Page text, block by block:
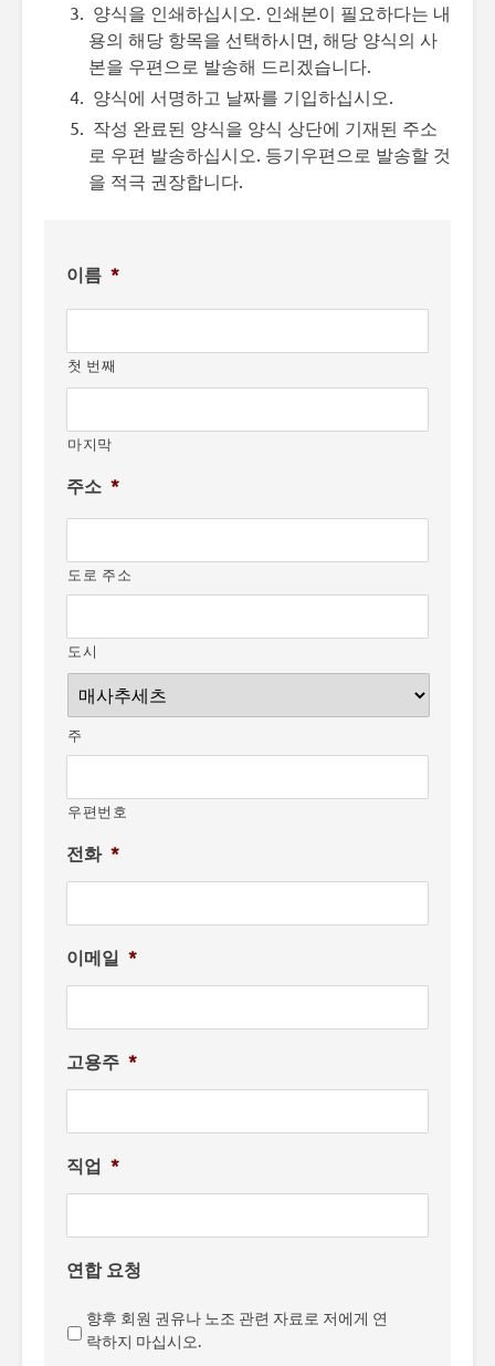
양식을 인쇄하십시오. 인쇄본이 필요하다는 내
용의 해당 항목을 선택하시면, 해당 양식의 사
본을 우편으로 발송해 드리겠습니다.
양식에 서명하고 날짜를 기입하십시오.
작성 완료된 양식을 양식 상단에 기재된 주소
로 우편 발송하십시오. 등기우편으로 발송할 것
을 적극 권장합니다.
이름 *
첫 번째
마지막
주소 *
도로 주소
도시
주
우편번호
전화 *
이메일 *
고용주 *
직업 *
연합 요청
향후 회원 권유나 노조 관련 자료로 저에게 연
락하지 마십시오.